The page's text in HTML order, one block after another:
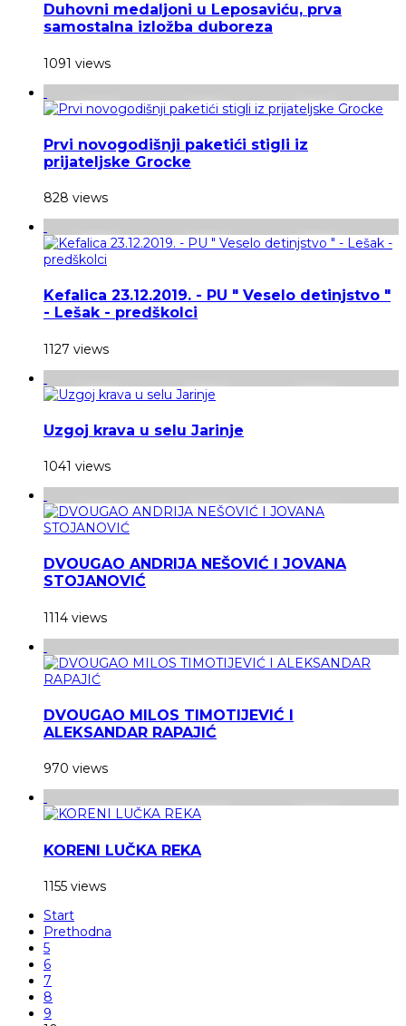
Duhovni medaljoni u Leposaviću, prva
samostalna izložba duboreza
1091 views
Prvi novogodišnji paketići stigli iz
prijateljske Grocke
828 views
Kefalica 23.12.2019. - PU " Veselo detinjstvo "
- Lešak - predškolci
1127 views
Uzgoj krava u selu Jarinje
1041 views
DVOUGAO ANDRIJA NEŠOVIĆ I JOVANA
STOJANOVIĆ
1114 views
DVOUGAO MILOS TIMOTIJEVIĆ I
ALEKSANDAR RAPAJIĆ
970 views
KORENI LUČKA REKA
1155 views
Start
Prethodna
5
6
7
8
9